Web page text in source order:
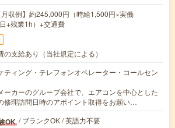
収例】約245,000円（時給1,500円×実働
+残業1h）+交通費
の支給あり（当社規定による）
ティング・テレフォンオペレーター・コールセン
ーカーのグループ会社で、エアコンを中心とした
修理訪問日時のアポイント取得をお願い…
OK / ブランクOK / 英語力不要